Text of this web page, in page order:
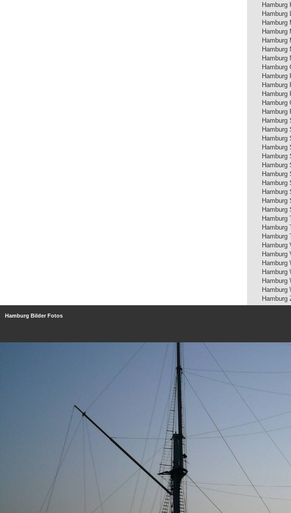
Hamburg
Hamburg
Hamburg
Hamburg
Hamburg
Hamburg
Hamburg
Hamburg
Hamburg
Hamburg
Hamburg
Hamburg
Hamburg
Hamburg
Hamburg
Hamburg
Hamburg
Hamburg
Hamburg
Hamburg
Hamburg
Hamburg
Hamburg
Hamburg
Hamburg
Hamburg
Hamburg
Hamburg
Hamburg
Hamburg
Hamburg
Hamburg
Hamburg
Hamburg
Hamburg Bilder Fotos